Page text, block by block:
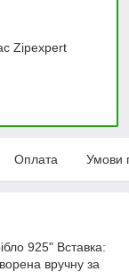
Zipexpert
Оплата Умови
925" Вставка:
вручну за